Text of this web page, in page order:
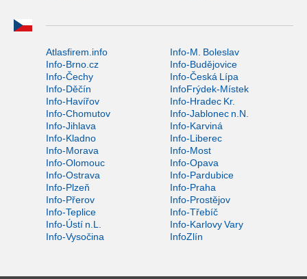
Atlasfirem.info
Info-M. Boleslav
Info-Brno.cz
Info-Budějovice
Info-Čechy
Info-Česká Lípa
Info-Děčín
InfoFrýdek-Místek
Info-Havířov
Info-Hradec Kr.
Info-Chomutov
Info-Jablonec n.N.
Info-Jihlava
Info-Karviná
Info-Kladno
Info-Liberec
Info-Morava
Info-Most
Info-Olomouc
Info-Opava
Info-Ostrava
Info-Pardubice
Info-Plzeň
Info-Praha
Info-Přerov
Info-Prostějov
Info-Teplice
Info-Třebíč
Info-Ústí n.L.
Info-Karlovy Vary
Info-Vysočina
InfoZlín